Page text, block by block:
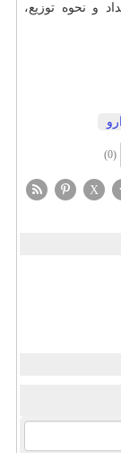
و نحوه توزیع،
(0)
X